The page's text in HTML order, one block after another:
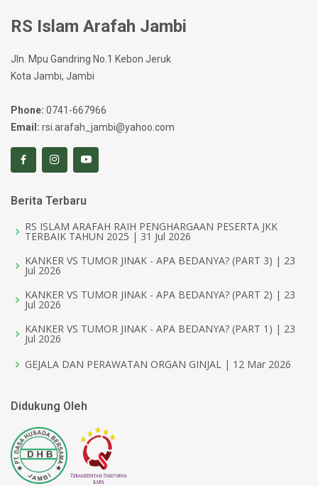
RS Islam Arafah Jambi
Jln. Mpu Gandring No.1 Kebon Jeruk
Kota Jambi, Jambi
Phone: 0741-667966
Email: rsi.arafah_jambi@yahoo.com
Berita Terbaru
RS ISLAM ARAFAH RAIH PENGHARGAAN PESERTA JKK
TERBAIK TAHUN 2025 | 31 Jul 2026
KANKER VS TUMOR JINAK - APA BEDANYA? (PART 3) | 23
Jul 2026
KANKER VS TUMOR JINAK - APA BEDANYA? (PART 2) | 23
Jul 2026
KANKER VS TUMOR JINAK - APA BEDANYA? (PART 1) | 23
Jul 2026
GEJALA DAN PERAWATAN ORGAN GINJAL | 12 Mar 2026
Didukung Oleh